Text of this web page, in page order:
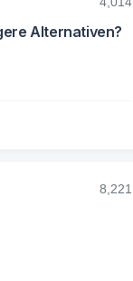
Alternativen?
8,221